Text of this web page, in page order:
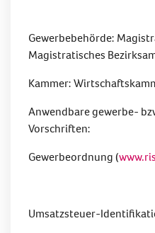
Gewerbebehörde:
Magistratisches
Kammer:
Anwendbare gewerbe-
Vorschriften:
Gewerbeordnung (
Umsatzsteuer-